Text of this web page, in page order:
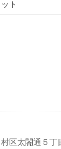
ト
区太閤通５